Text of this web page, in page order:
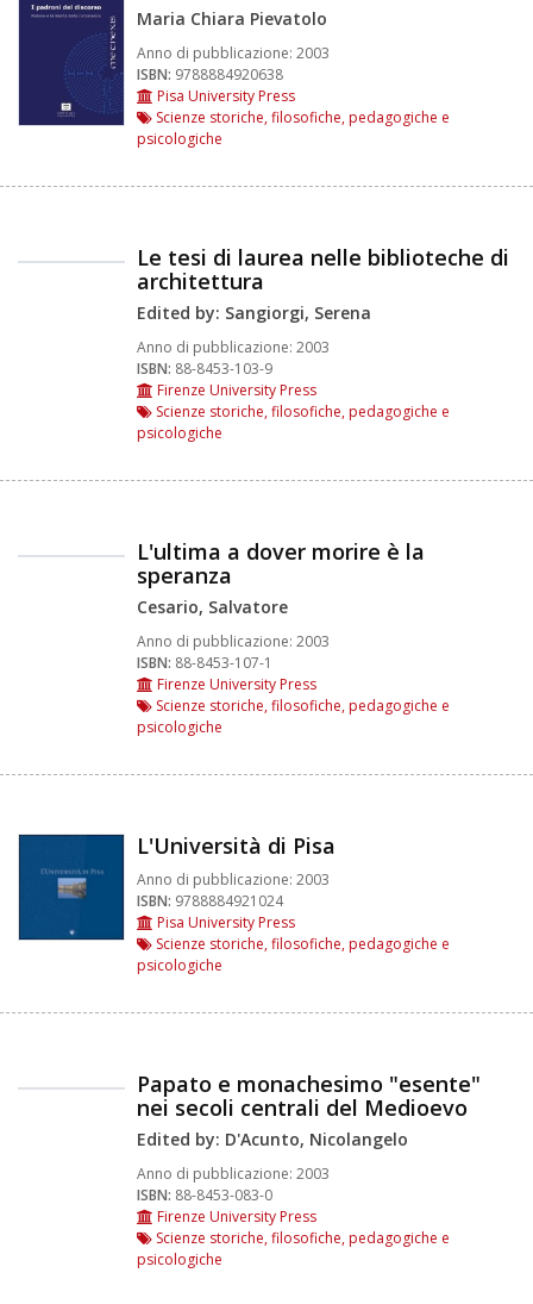
Maria Chiara Pievatolo
Anno di pubblicazione: 2003
ISBN: 9788884920638
Pisa University Press
Scienze storiche, filosofiche, pedagogiche e
psicologiche
Le tesi di laurea nelle biblioteche di
architettura
Edited by: Sangiorgi, Serena
Anno di pubblicazione: 2003
ISBN: 88-8453-103-9
Firenze University Press
Scienze storiche, filosofiche, pedagogiche e
psicologiche
L'ultima a dover morire è la
speranza
Cesario, Salvatore
Anno di pubblicazione: 2003
ISBN: 88-8453-107-1
Firenze University Press
Scienze storiche, filosofiche, pedagogiche e
psicologiche
L'Università di Pisa
Anno di pubblicazione: 2003
ISBN: 9788884921024
Pisa University Press
Scienze storiche, filosofiche, pedagogiche e
psicologiche
Papato e monachesimo "esente"
nei secoli centrali del Medioevo
Edited by: D'Acunto, Nicolangelo
Anno di pubblicazione: 2003
ISBN: 88-8453-083-0
Firenze University Press
Scienze storiche, filosofiche, pedagogiche e
psicologiche